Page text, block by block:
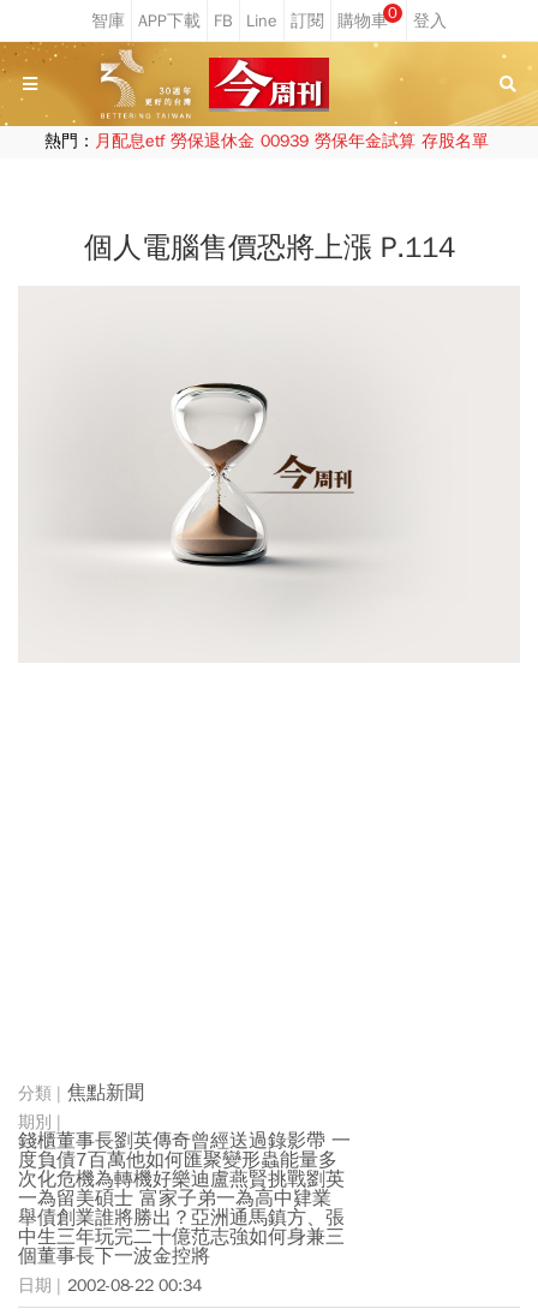
0
熱門： 月配息etf 勞保退休金 00939 勞保年金試算 存股名單
個人電腦售價恐將上漲 P.114
焦點新聞
錢櫃董事長劉英傳奇曾經送過錄影帶 一
度負債7百萬他如何匯聚變形蟲能量多
次化危機為轉機好樂迪盧燕賢挑戰劉英
一為留美碩士 富家子弟一為高中肄業
舉債創業誰將勝出？亞洲通馬鎮方、張
中生三年玩完二十億范志強如何身兼三
個董事長下一波金控將
2002-08-22 00:34